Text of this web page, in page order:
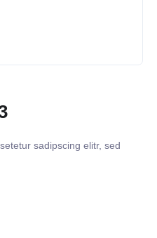
sadipscing elitr, sed